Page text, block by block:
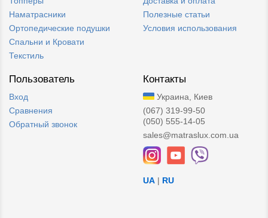
Наматрасники
Ортопедические подушки
Спальни и Кровати
Текстиль
Полезные статьи
Условия использования
Пользователь
Вход
Сравнения
Обратный звонок
Контакты
Украина, Киев
(067) 319-99-50
(050) 555-14-05
sales@matraslux.com.ua
UA | RU